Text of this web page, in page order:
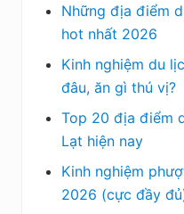
Những địa điểm
hot nhất 2026
Kinh nghiệm du
đâu, ăn gì thú vị?
Top 20 địa điểm
Lạt hiện nay
Kinh nghiệm
2026 (cực đầy